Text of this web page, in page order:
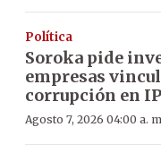
Política
Soroka pide
empresas
corrupción en
Agosto 7, 2026 04:00 a.